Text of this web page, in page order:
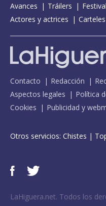
Avances
Tráilers
Actores y actrices
Carteles
Contacto Redacción
Aspectos legales
Política
Cookies
Publicidad y
Otros servicios: Chistes |
LaHiguera.net. Todos los